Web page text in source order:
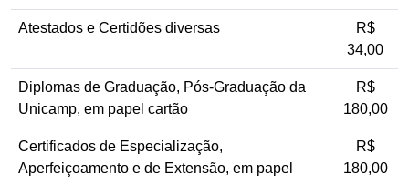
Atestados e Certidões diversas
R$
34,00
Diplomas de Graduação, Pós-Graduação da
Unicamp, em papel cartão
R$
180,00
Certificados de Especialização,
Aperfeiçoamento e de Extensão, em papel
R$
180,00